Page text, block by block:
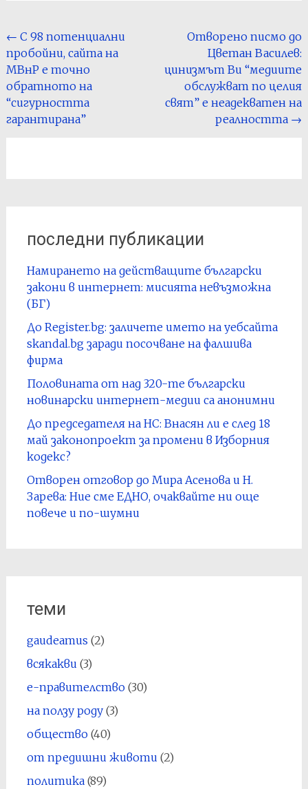
Post
navigation
← С 98 потенциални
пробойни, сайта на
МВнР е точно
обратното на
“сигурността
гарантирана”
Отворено писмо до
Цветан Василев:
цинизмът Ви “медиите
обслужват по целия
свят” е неадекватен на
реалността →
последни публикации
Намирането на действащите български
закони в интернет: мисията невъзможна
(БГ)
До Register.bg: заличете името на уебсайта
skandal.bg заради посочване на фалшива
фирма
Половината от над 320-те български
новинарски интернет-медии са анонимни
До председателя на НС: Внасян ли е след 18
май законопроект за промени в Изборния
кодекс?
Отворен отговор до Мира Асенова и Н.
Зарева: Ние сме ЕДНО, очаквайте ни още
повече и по-шумни
теми
gaudeamus (2)
всякакви (3)
е-правителство(30)
на ползу роду(3)
общество(40)
от предишни животи (2)
политика(89)